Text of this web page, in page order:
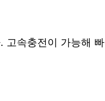
고속충전이 가능해 빠